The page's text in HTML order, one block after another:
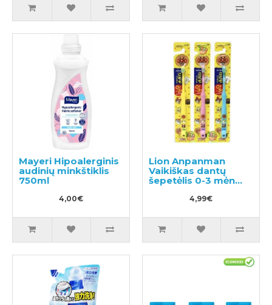
Mayeri Hipoalerginis
audinių minkštiklis
750ml
4,00€
Lion Anpanman
Vaikiškas dantų
šepetėlis 0-3 mėn
4,99€